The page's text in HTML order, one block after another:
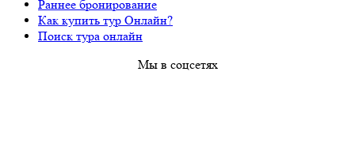
Раннее бронирование
Как купить тур Онлайн?
Поиск тура онлайн
Мы в соцсетях